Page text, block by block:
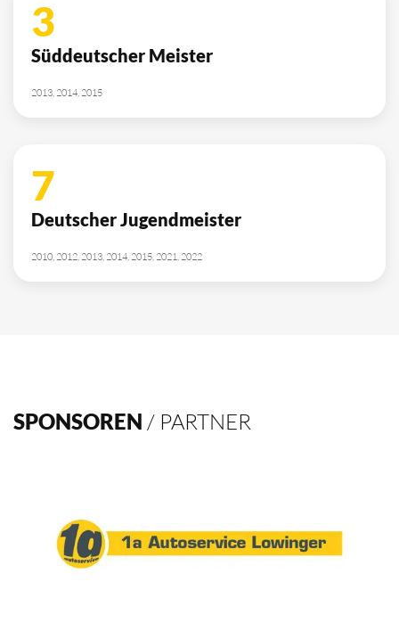
Deutscher Pokalsieger
1998, 2012, 2013, 2016